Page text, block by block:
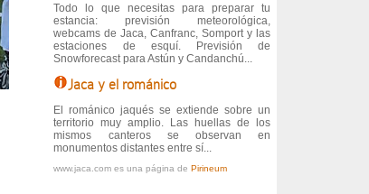
Todo lo que necesitas para preparar tu
estancia: previsión meteorológica,
webcams de Jaca, Canfranc, Somport y las
estaciones de esquí. Previsión de
Snowforecast para Astún y Candanchú...
Jaca y el románico
El románico jaqués se extiende sobre un
territorio muy amplio. Las huellas de los
mismos canteros se observan en
monumentos distantes entre sí...
www.jaca.com es una página dePirineum